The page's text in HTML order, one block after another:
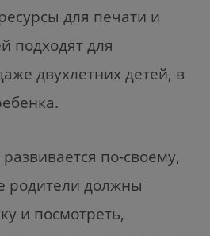
для печати и
подходят для
двухлетних детей, в
по-своему,
родители должны
и посмотреть,